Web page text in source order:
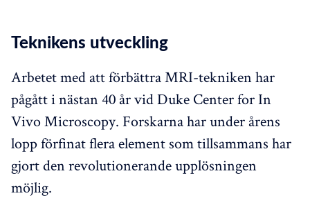
Teknikens utveckling
Arbetet med att förbättra MRI-tekniken har
pågått i nästan 40 år vid Duke Center for In
Vivo Microscopy. Forskarna har under årens
lopp förfinat flera element som tillsammans har
gjort den revolutionerande upplösningen
möjlig.